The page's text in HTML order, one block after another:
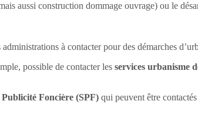
aussi construction dommage ouvrage) ou le
administrations à contacter pour des démarches
possible de contacter les services urbanisme
Publicité Foncière (SPF) qui peuvent être